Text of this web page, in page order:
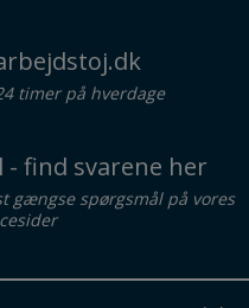
timer på hverdage
find svarene her
gængse spørgsmål på vores